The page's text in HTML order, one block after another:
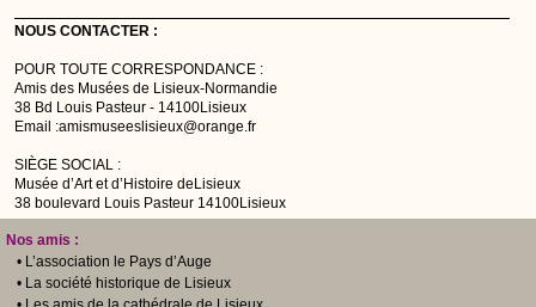
NOUS CONTACTER :
POUR TOUTE CORRESPONDANCE :
Amis des Musées de Lisieux-Normandie
38 Bd Louis Pasteur - 14100Lisieux
Email :amismuseeslisieux@orange.fr
SIÈGE SOCIAL :
Musée d’Art et d’Histoire deLisieux
38 boulevard Louis Pasteur 14100Lisieux
Nos amis :
• L’association le Pays d’Auge
• La société historique de Lisieux